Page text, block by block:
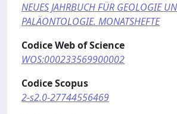
NEUES JAHRBUCH FÜR GEOLOGIE
PALÄONTOLOGIE. MONATSHEFTE
Codice Web of Science
WOS:000233569900002
Codice Scopus
2-s2.0-27744556469